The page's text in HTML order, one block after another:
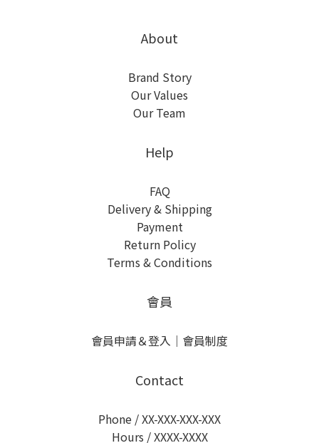
About
Brand Story
Our Values
Our Team
Help
FAQ
Delivery & Shipping
Payment
Return Policy
Terms & Conditions
會員
會員申請＆登入 ｜ 會員制度
Contact
Phone / XX-XXX-XXX-XXX
Hours / XXXX-XXXX